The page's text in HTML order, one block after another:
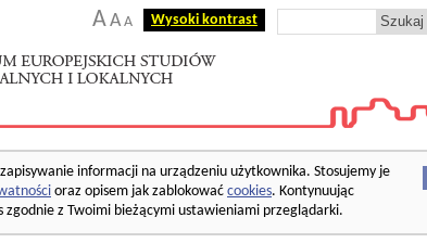
AA A Wysoki kontrast
informacji na urządzeniu użytkownika. Stosujemy je
oraz opisem jak zablokować cookies. Kontynuując
z Twoimi bieżącymi ustawieniami przeglądarki.